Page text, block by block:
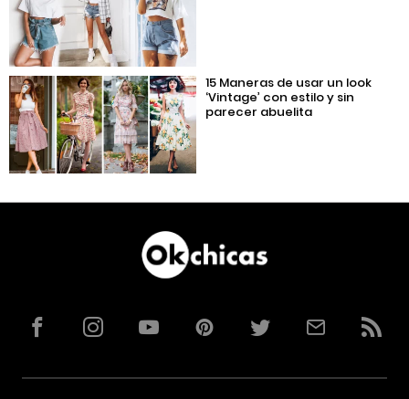
15 Maneras de usar un look
‘Vintage’ con estilo y sin
parecer abuelita
FacebookInstagramYouTubePinterestTwitterCorreoRSS